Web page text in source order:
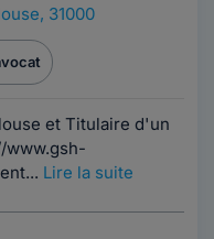
31000
et Titulaire d'un
www.gsh-
Lire la suite